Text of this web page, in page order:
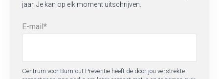
jaar. Je kan op elk moment uitschrijven.
E-mail *
Centrum voor Burn-out Preventie heeft de door jou verstrekte